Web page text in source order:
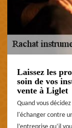
Laissez les
soin de vos
vente à Liglet
Quand vous
l'échanger contre